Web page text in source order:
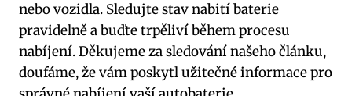
nebo vozidla. Sledujte stav nabití baterie
pravidelně a buďte trpěliví během procesu
nabíjení. Děkujeme za sledování našeho článku,
doufáme, že vám poskytl užitečné informace pro